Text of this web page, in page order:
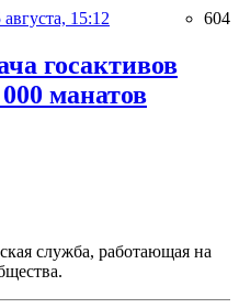
августа, 15:12 604
госактивов
манатов
служба, работающая на